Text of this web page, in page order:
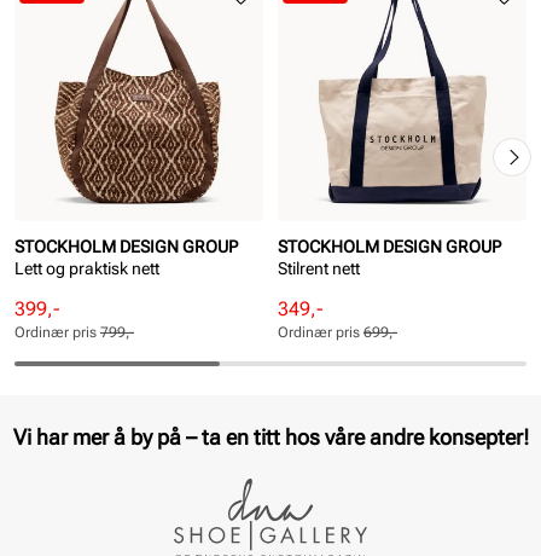
STOCKHOLM DESIGN GROUP
Lett og praktisk nett
Rabattert
pris
Pris
399,-
Ordinær
pris
Pris
Ordinær pris 799,-
STOCKHOLM DESIGN GROUP
Stilrent nett
Rabattert
pris
Pris
349,-
Ordinær
pris
Pris
Ordinær pris 699,-
Vi har mer å by på – ta en titt hos våre andre konsepter!